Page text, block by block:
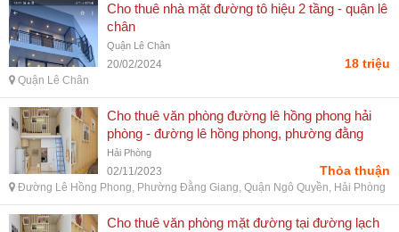
Cho thuê nhà mặt đường tô hiệu 2 tầng - quận lê
chân
Quận Lê Chân
20/02/2024 18 triệu
Quận Lê Chân
Cho thuê văn phòng đường lê hồng phong hải
phòng - đường lê hồng phong, phường đằng
giang, quận ngô quyền, hải phòng
Hải Phòng
02/11/2023 Thỏa thuận
Đường Lê Hồng Phong, Phường Đằng Giang, Quận Ngô Quyền, Hải Phòng
Cho thuê văn phòng mặt đường tại đường lạch